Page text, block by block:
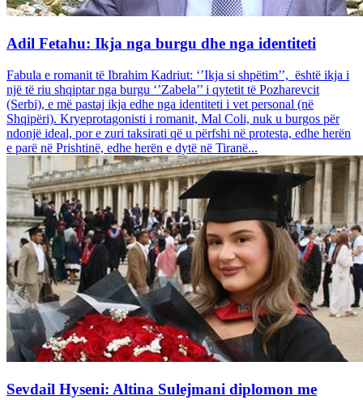
Adil Fetahu: Ikja nga burgu dhe nga identiteti
Fabula e romanit të Ibrahim Kadriut: ‘’Ikja si shpëtim’’, është ikja i
një të riu shqiptar nga burgu ‘’Zabela’’ i qytetit të Pozharevcit
(Serbi), e më pastaj ikja edhe nga identiteti i vet personal (në
Shqipëri). Kryeprotagonisti i romanit, Mal Coli, nuk u burgos për
ndonjë ideal, por e zuri taksirati që u përfshi në protesta, edhe herën
e parë në Prishtinë, edhe herën e dytë në Tiranë...
Sevdail Hyseni: Altina Sulejmani diplomon me